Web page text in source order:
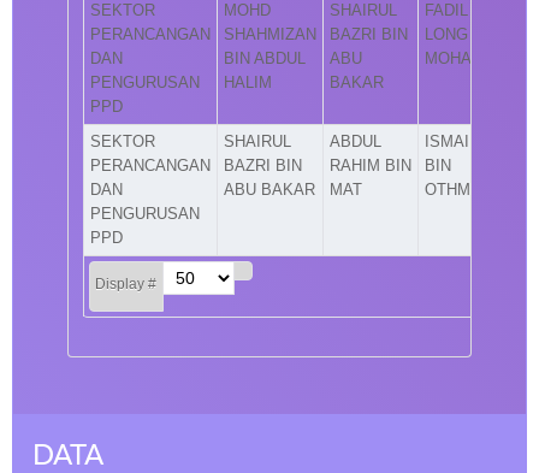
Display #
SEKTOR
PERANCANGAN
DAN
PENGURUSAN
PPD
MOHD
SHAHMIZAN
BIN ABDUL
HALIM
SHAIRUL
BAZRI BIN
ABU
BAKAR
FADIL
LONG BIN
MOHAMAD
SEKTOR
PERANCANGAN
DAN
PENGURUSAN
PPD
SHAIRUL
BAZRI BIN
ABU BAKAR
ABDUL
RAHIM BIN
MAT
ISMAIL
BIN
OTHMAN
DATA